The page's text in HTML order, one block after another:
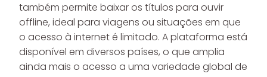
também permite baixar os títulos para ouvir
offline, ideal para viagens ou situações em que
o acesso à internet é limitado. A plataforma está
disponível em diversos países, o que amplia
ainda mais o acesso a uma variedade global de